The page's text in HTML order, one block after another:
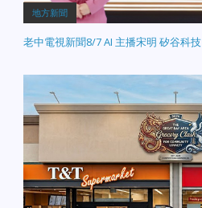
地方新聞
老中電視新聞8/7 AI 主播宋明 矽谷科技